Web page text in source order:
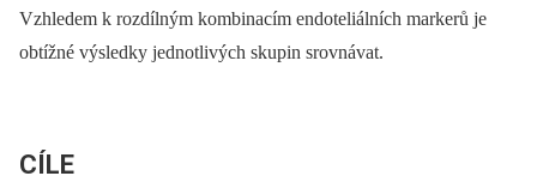
Vzhledem k rozdílným kombinacím endoteliálních markerů je
obtížné výsledky jednotlivých skupin srovnávat.
CÍLE